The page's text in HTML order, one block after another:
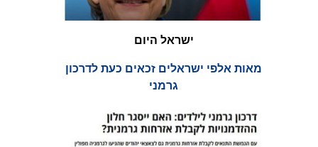
ישראל היום
מאות אלפי ישראלים זכאים כעת לדרכון
גרמני